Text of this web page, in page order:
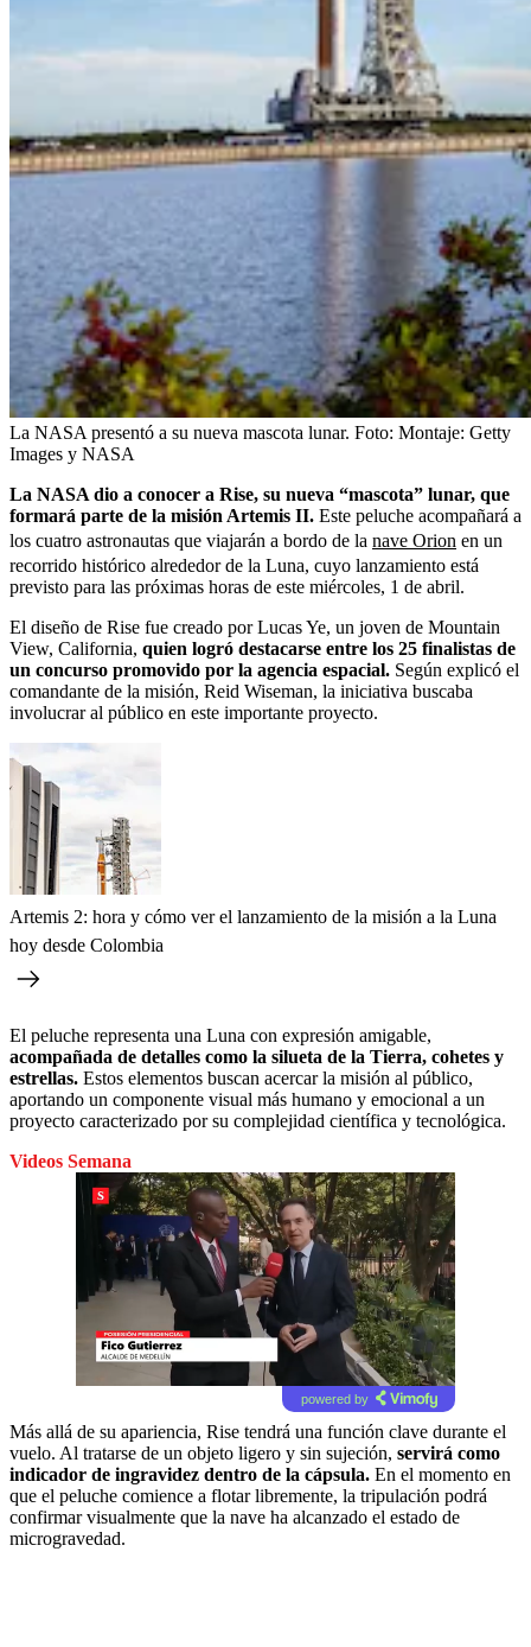
La NASA presentó a su nueva mascota lunar. Foto: Montaje: Getty
Images y NASA
La NASA dio a conocer a Rise, su nueva “mascota” lunar, que
formará parte de la misión Artemis II. Este peluche acompañará a
los cuatro astronautas que viajarán a bordo de la nave Orion en un
recorrido histórico alrededor de la Luna, cuyo lanzamiento está
previsto para las próximas horas de este miércoles, 1 de abril.
El diseño de Rise fue creado por Lucas Ye, un joven de Mountain
View, California, quien logró destacarse entre los 25 finalistas de
un concurso promovido por la agencia espacial. Según explicó el
comandante de la misión, Reid Wiseman, la iniciativa buscaba
involucrar al público en este importante proyecto.
Artemis 2: hora y cómo ver el lanzamiento de la misión a la Luna
hoy desde Colombia
El peluche representa una Luna con expresión amigable,
acompañada de detalles como la silueta de la Tierra, cohetes y
estrellas. Estos elementos buscan acercar la misión al público,
aportando un componente visual más humano y emocional a un
proyecto caracterizado por su complejidad científica y tecnológica.
Videos Semana
powered by
Más allá de su apariencia, Rise tendrá una función clave durante el
vuelo. Al tratarse de un objeto ligero y sin sujeción, servirá como
indicador de ingravidez dentro de la cápsula. En el momento en
que el peluche comience a flotar libremente, la tripulación podrá
confirmar visualmente que la nave ha alcanzado el estado de
microgravedad.